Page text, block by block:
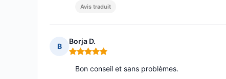
Avis traduit
B
Borja D.
Note : 5 sur 5
Bon conseil et sans problèmes.